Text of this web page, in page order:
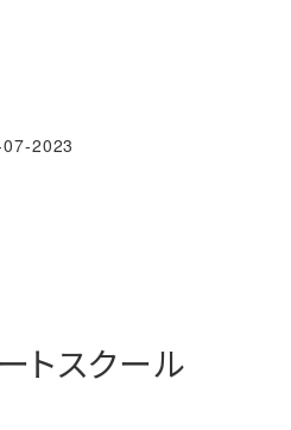
2023
トスクール